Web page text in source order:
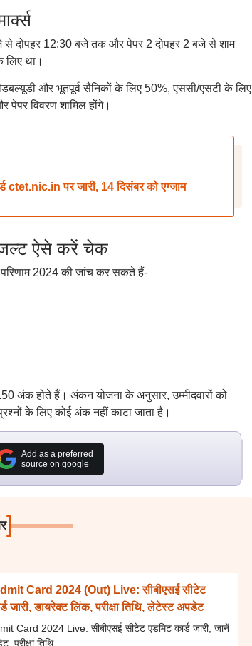
से दोपहर 12:30 बजे तक और पेपर 2 दोपहर 2 बजे से शाम
था।
और भूतपूर्व सैनिकों के लिए 50%, एससी/एसटी के लिए
विवरण शामिल होंगे।
पर जारी, 14 दिसंबर को एग्जाम
ऐसे करें चेक
परिणाम 2024 की जांच कर सकते हैं-
अंक होते हैं। अंकन योजना के अनुसार, उम्मीदवारों को
के लिए कोई अंक नहीं काटा जाता है।
Add as a preferred
source on google
]
Card 2024 (Out) Live: सीबीएसई सीटेट
जारी, डायरेक्ट लिंक, परीक्षा तिथि, लेटेस्ट अपडेट
Card 2024 Live: सीबीएसई सीटेट एडमिट कार्ड जारी, जानें
परीक्षा तिथि